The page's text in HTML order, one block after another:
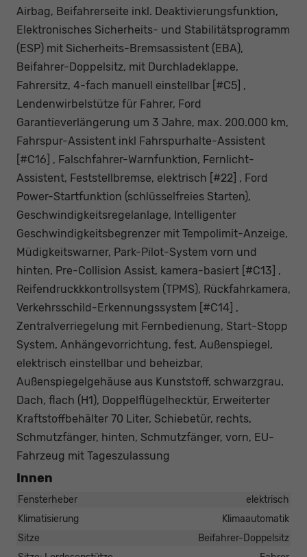
Airbag, Beifahrerseite inkl. Deaktivierungsfunktion,
Elektronisches Sicherheits- und Stabilitätsprogramm
(ESP) mit Sicherheits-Bremsassistent (EBA),
Beifahrer-Doppelsitz, mit Durchladeklappe,
Fahrersitz, 4-fach manuell einstellbar [#C5] ,
Lendenwirbelstütze für Fahrer, Ford
Garantieverlängerung um 3 Jahre, max. 200.000 km,
Fahrspur-Assistent inkl Fahrspurhalte-Assistent
[#C16] , Falschfahrer-Warnfunktion, Fernlicht-
Assistent, Feststellbremse, elektrisch [#22] , Ford
Power-Startfunktion (schlüsselfreies Starten),
Geschwindigkeitsregelanlage, Intelligenter
Geschwindigkeitsbegrenzer mit Tempolimit-Anzeige,
Müdigkeitswarner, Park-Pilot-System vorn und
hinten, Pre-Collision Assist, kamera-basiert [#C13] ,
Reifendruckkkontrollsystem (TPMS), Rückfahrkamera,
Verkehrsschild-Erkennungssystem [#C14] ,
Zentralverriegelung mit Fernbedienung, Start-Stopp
System, Anhängevorrichtung, fest, Außenspiegel,
elektrisch einstellbar und beheizbar,
Außenspiegelgehäuse aus Kunststoff, schwarzgrau,
Dach, flach (H1), Doppelflügelhecktür, Erweiterter
Kraftstoffbehälter 70 Liter, Schiebetür, rechts,
Schmutzfänger, hinten, Schmutzfänger, vorn, EU-
Fahrzeug mit Tageszulassung
Innen
Fensterheber
elektrisch
Klimatisierung
Klimaautomatik
Sitze
Beifahrer-Doppelsitz